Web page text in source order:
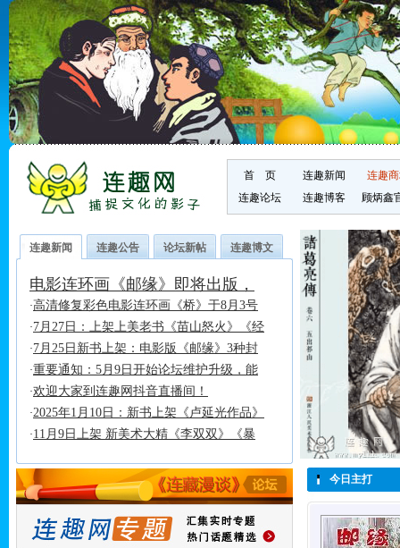
首 页 连趣新闻
连趣
连趣论坛
连趣博客 顾炳鑫
连趣新闻 连趣公告 论坛新帖 连趣博文
电影连环画《邮缘》即将出版，
·高清修复彩色电影连环画《桥》于8月3号
·7月27日：上架上美老书《苗山怒火》《经
·7月25日新书上架：电影版《邮缘》3种封
·重要通知：5月9日开始论坛维护升级，能
·欢迎大家到连趣网抖音直播间！
·2025年1月10日：新书上架《卢延光作品》
·11月9日上架 新美术大精《李双双》《暴
今日主打